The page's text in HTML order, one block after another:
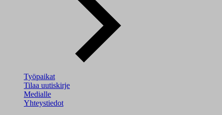
Työpaikat
Tilaa uutiskirje
Medialle
Yhteystiedot